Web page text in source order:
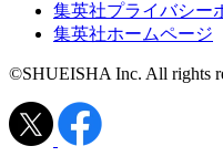
集英社プライバシー
集英社ホームページ
©SHUEISHA Inc. All rights